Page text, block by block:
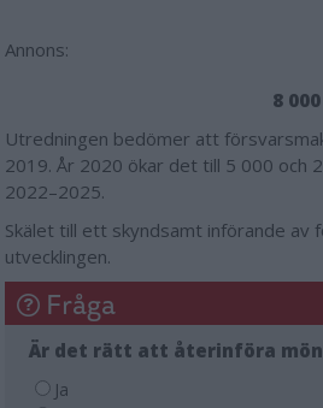
Annons:
8
Utredningen bedömer att
2019. År 2020 ökar det till 5 000 och
2022–2025.
Skälet till ett skyndsamt införande av
utvecklingen.
Fråga
Är det rätt att återinföra
Ja